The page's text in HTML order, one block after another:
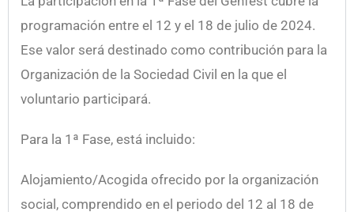
programación entre el 12 y el 18 de julio de 2024.
Ese valor será destinado como contribución para la
Organización de la Sociedad Civil en la que el
voluntario participará.
Para la 1ª Fase, está incluido:
Alojamiento/Acogida ofrecido por la organización
social, comprendido en el periodo del 12 al 18 de